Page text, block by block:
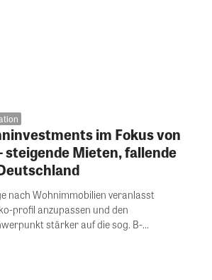
im Fokus von
Mieten, fallende
nach Wohnimmobilien veranlasst
profil anzupassen und den
stärker auf die sog. B-...